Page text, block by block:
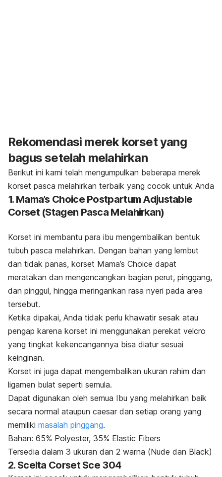
Rekomendasi merek korset yang
bagus setelah melahirkan
Berikut ini kami telah mengumpulkan beberapa merek
korset pasca melahirkan terbaik yang cocok untuk Anda
1. Mama’s Choice Postpartum Adjustable
Corset (Stagen Pasca Melahirkan)
Korset ini membantu para ibu mengembalikan bentuk
tubuh pasca melahirkan. Dengan bahan yang lembut
dan tidak panas, korset Mama’s Choice dapat
meratakan dan mengencangkan bagian perut, pinggang,
dan pinggul, hingga meringankan rasa nyeri pada area
tersebut.
Ketika dipakai, Anda tidak perlu khawatir sesak atau
pengap karena korset ini menggunakan perekat velcro
yang tingkat kekencangannya bisa diatur sesuai
keinginan.
Korset ini juga dapat mengembalikan ukuran rahim dan
ligamen bulat seperti semula.
Dapat digunakan oleh semua Ibu yang melahirkan baik
secara normal ataupun caesar dan setiap orang yang
memiliki masalah pinggang.
Bahan: 65% Polyester, 35% Elastic Fibers
Tersedia dalam 3 ukuran dan 2 warna (Nude dan Black)
2. Scelta Corset Sce 304